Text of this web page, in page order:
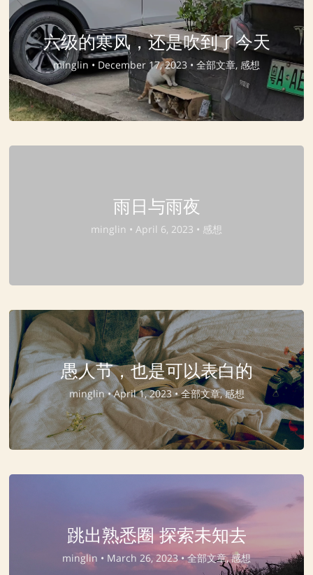
六级的寒风，还是吹到了今天
minglin • December 17, 2023 • 全部文章, 感想
雨日与雨夜
minglin • April 6, 2023 • 感想
愚人节，也是可以表白的
minglin •April 1, 2023 •全部文章, 感想
跳出熟悉圈 探索未知去
minglin • March 26, 2023 •全部文章, 感想